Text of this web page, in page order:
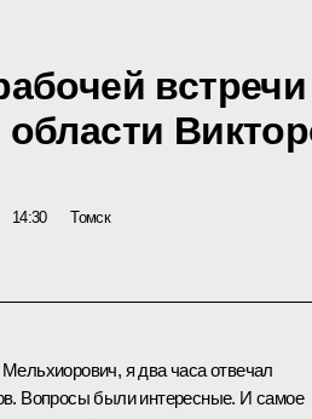
14:30 Томск
Мельхиорович, я два часа отвечал
Вопросы были интересные. И самое